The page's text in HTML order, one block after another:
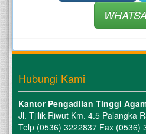
Hubungi Kami
Kantor Pengadilan Tinggi
Jl. Tjilik Riwut Km. 4.5 Palangka
Telp (0536) 3222837 Fax (0536)